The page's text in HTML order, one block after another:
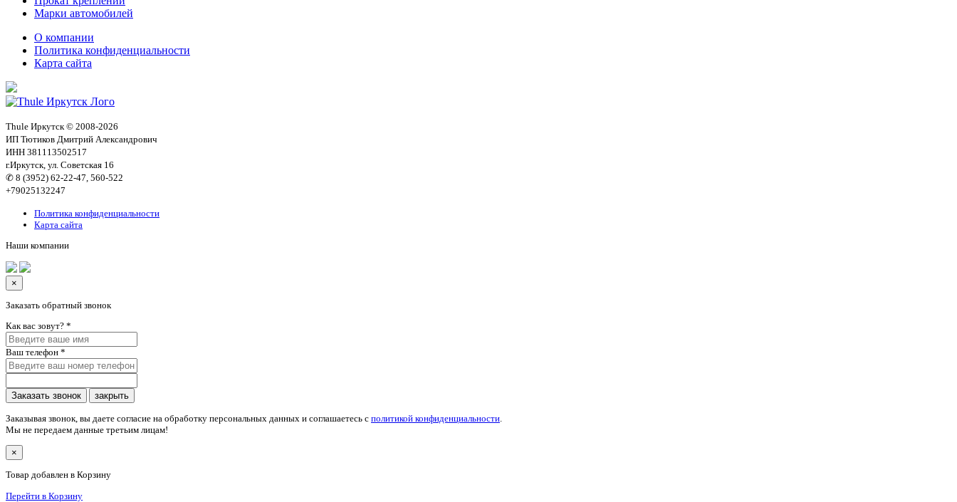
Марки автомобилей
О компании
Политика конфиденциальности
Карта сайта
Thule Иркутск © 2008-2026
ИП Тютиков Дмитрий Александрович
ИНН 381113502517
г.Иркутск, ул. Советская 16
✆ 8 (3952) 62-22-47, 560-522
+79025132247
Политика конфиденциальности
Карта сайта
Наши компании
×
Заказать обратный звонок
Как вас зовут? *
Ваш телефон *
Заказать звонок закрыть
Заказывая звонок, вы даете согласие на обработку персональных данных и соглашаетесь c политикой конфиденциальности
Мы не передаем данные третьим лицам!
×
Товар добавлен в Корзину
Перейти в Корзину